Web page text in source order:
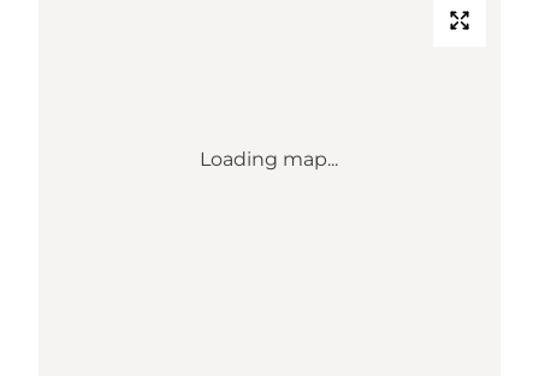
Loading map...